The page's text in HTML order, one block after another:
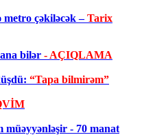
metro çəkiləcək –Tarix
bilər - AÇIQLAMA
“Tapa bilmirəm”
müəyyənləşir - 70 manat